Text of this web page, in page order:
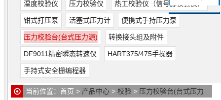
温度校验仪 压力校验仪 热工校验仪（信号源校验仪）
钳式打压泵 活塞式压力计 便携式手持压力泵
压力校验台(台式压力源) 转换接头组及附件
DF9011精密瞬态转速仪 HART375/475手操器
手持式安全栅编程器
当前位置： 首页 > 产品中心 > 校验 > 压力校验台(台式压力